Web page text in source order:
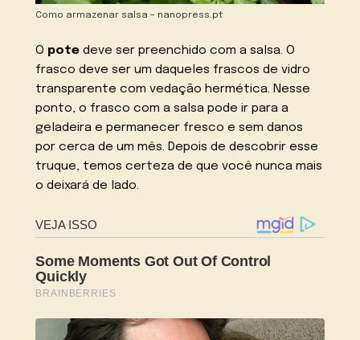
Como armazenar salsa – nanopress.pt
O pote deve ser preenchido com a salsa. O
frasco deve ser um daqueles frascos de vidro
transparente com vedação hermética. Nesse
ponto, o frasco com a salsa pode ir para a
geladeira e permanecer fresco e sem danos
por cerca de um mês. Depois de descobrir esse
truque, temos certeza de que você nunca mais
o deixará de lado.